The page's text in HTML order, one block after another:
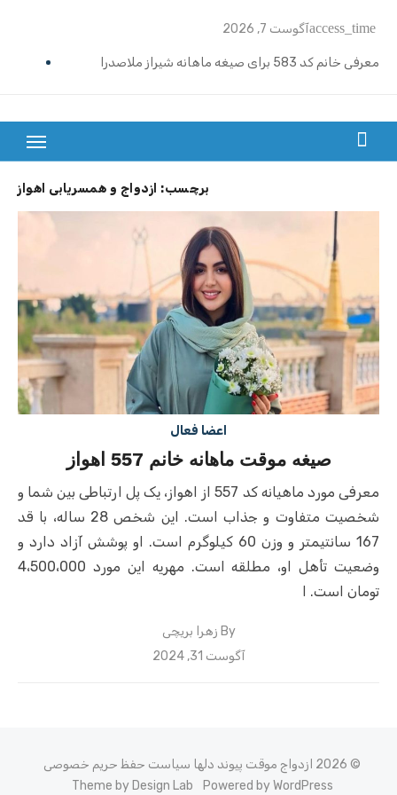
content
access_timeآگوست 7, 2026
معرفی خانم کد 583 برای صیغه ماهانه شیراز ملاصدرا
ازدواج موقت ماهیانه رامسر | خانم کد 591
ازدواج موقت ماهیانه اصفهان | معرفی خانم کد 589
معرفی خانم کد 588 برای ازدواج موقت ماهیانه کرج در مهرشهر
معرفی خانم کد 587 برای ازدواج موقت ماهیانه در یزد
معرفی خانم کد 586 برای ازدواج موقت ماهیانه قزوین
معرفی خانم کد 585 برای ازدواج موقت ماهیانه در نوشهر
معرفی خانم کد 584 برای صیغه ماهانه زنجان و ازدواج موقت
بزرگترین سایت صیغه یابی از سراسر ایران
برچسب: ازدواج و همسریابی اهواز
اعضا فعال
صیغه موقت ماهانه خانم 557 اهواز
معرفی مورد ماهیانه کد 557 از اهواز، یک پل ارتباطی بین شما و
شخصیت متفاوت و جذاب است. این شخص 28 ساله، با قد
167 سانتیمتر و وزن 60 کیلوگرم است. او پوشش آزاد دارد و
وضعیت تأهل او، مطلقه است. مهریه این مورد 4،500،000
تومان است. ا
By زهرا بریچی
Posted
آگوست 31, 2024
© 2026 ازدواج موقت پیوند دلها
سیاست حفظ حریم خصوصی
Powered by WordPress
Theme by Design Lab